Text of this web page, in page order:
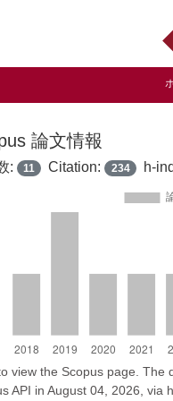
論文情報
: 11 Citation: 234 h-
view the Scopus page. The
API in August 04, 2026, via